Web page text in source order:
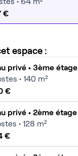
€
espace :
privé • 3ème étage
• 140 m²
€
privé • 2ème étage
• 128 m²
€